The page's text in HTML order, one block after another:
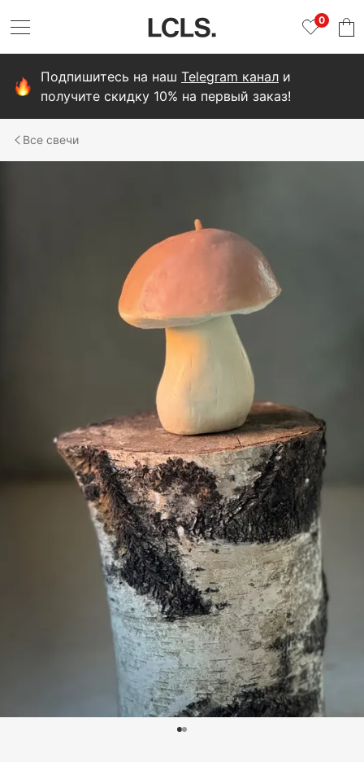
0
Подпишитесь на наш Telegram канал и
получите скидку 10% на первый заказ!
свечи